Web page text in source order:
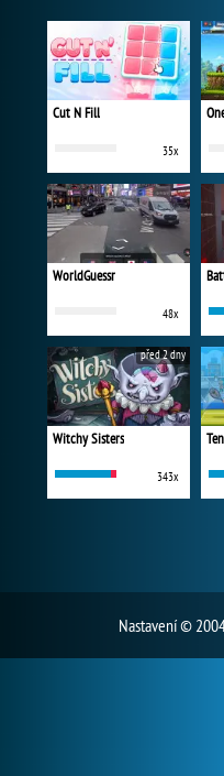
Cut N Fill
35x
WorldGuessr
48x
Witchy Sisters
343x
před 2 dny
Nastavení©